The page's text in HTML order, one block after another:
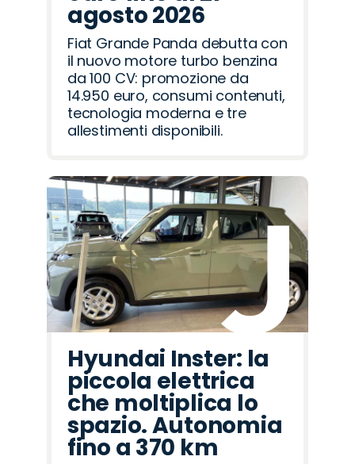
agosto 2026
Fiat Grande Panda debutta con
il nuovo motore turbo benzina
da 100 CV: promozione da
14.950 euro, consumi contenuti,
tecnologia moderna e tre
allestimenti disponibili.
Hyundai Inster: la
piccola elettrica
che moltiplica lo
spazio. Autonomia
fino a 370 km